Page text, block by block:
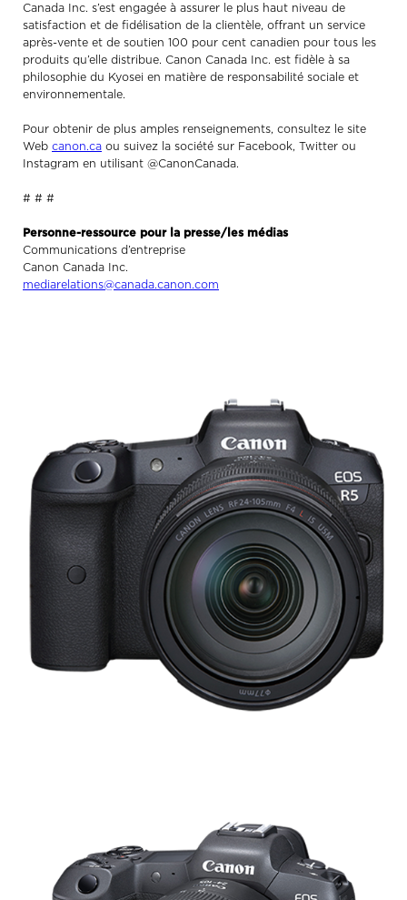
Canada Inc. s’est engagée à assurer le plus haut niveau de
satisfaction et de fidélisation de la clientèle, offrant un service
après-vente et de soutien 100 pour cent canadien pour tous les
produits qu’elle distribue. Canon Canada Inc. est fidèle à sa
philosophie du Kyosei en matière de responsabilité sociale et
environnementale.
Pour obtenir de plus amples renseignements, consultez le site
Web canon.ca ou suivez la société sur Facebook, Twitter ou
Instagram en utilisant @CanonCanada.
# # #
Personne-ressource pour la presse/les médias
Communications d’entreprise
Canon Canada Inc.
mediarelations@canada.canon.com